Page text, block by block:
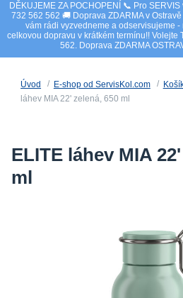
DĚKUJEME ZA POCHOPENÍ 📞 Pro
732 562 562 🚚 Doprava ZDARMA v
vám rádi vyzvedneme a odservisujeme
celkovou dopravu v krátkém termínu!! Volejte
562. Doprava ZDARMA
Úvod E-shop od ServisKol.com
láhev MIA 22' zelená, 650 ml
ELITE láhev MIA
ml